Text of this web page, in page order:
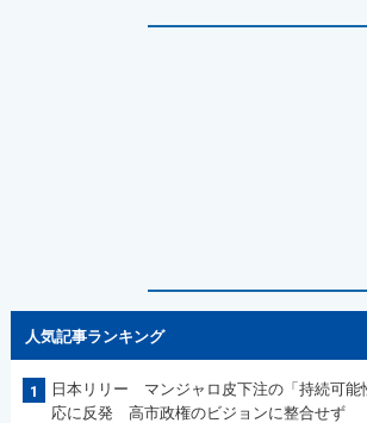
人気記事ランキング
1
日本リリー マンジャロ皮下注の「持続可能
応に反発 高市政権のビジョンに整合せず